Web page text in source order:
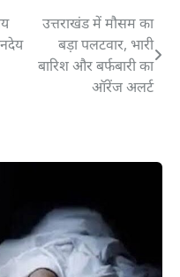
उत्तराखंड में मौसम का
बड़ा पलटवार, भारी
बारिश और बर्फबारी का
ऑरेंज अलर्ट